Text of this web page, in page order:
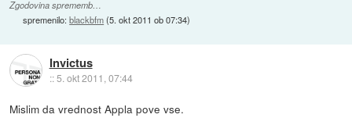
Zgodovina sprememb…
spremenilo:blackbfm(5. okt 2011 ob 07:34)
Invictus
::5. okt 2011, 07:44
Mislim da vrednost Appla pove vse.